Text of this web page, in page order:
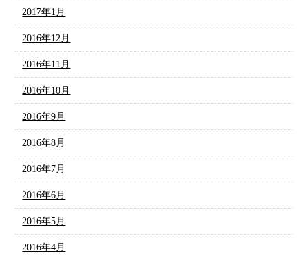
2017年1月
2016年12月
2016年11月
2016年10月
2016年9月
2016年8月
2016年7月
2016年6月
2016年5月
2016年4月